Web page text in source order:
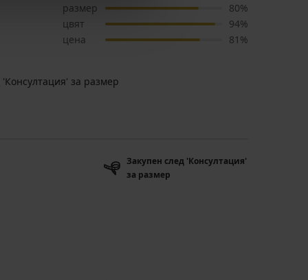
размер
80%
цвят
94%
цена
81%
'Консултация' за размер
Закупен след 'Консултация'
за размер